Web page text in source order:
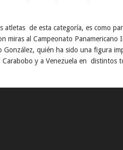
atletas de esta categoría, es como
miras al Campeonato
González, quién ha sido una figura
y a Venezuela en distintos